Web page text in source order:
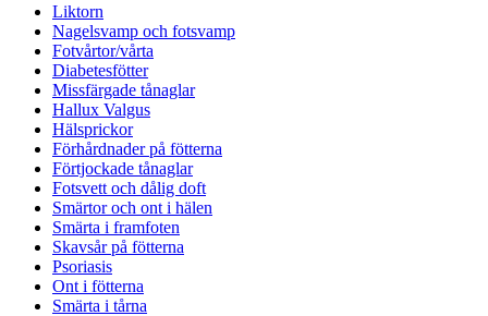
Liktorn
Nagelsvamp och fotsvamp
Fotvårtor/vårta
Diabetesfötter
Missfärgade tånaglar
Hallux Valgus
Hälsprickor
Förhårdnader på fötterna
Förtjockade tånaglar
Fotsvett och dålig doft
Smärtor och ont i hälen
Smärta i framfoten
Skavsår på fötterna
Psoriasis
Ont i fötterna
Smärta i tårna